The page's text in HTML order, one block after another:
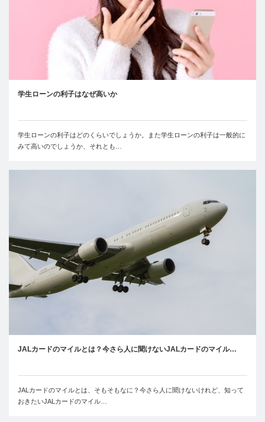
学生ローンの利子はなぜ高いか
学生ローンの利子はどのくらいでしょうか。また学生ローンの利子は一般的に
みて高いのでしょうか、それとも…
JALカードのマイルとは？今さら人に聞けないJALカードのマイル…
JALカードのマイルとは、そもそもなに？今さら人に聞けないけれど、知って
おきたいJALカードのマイル…